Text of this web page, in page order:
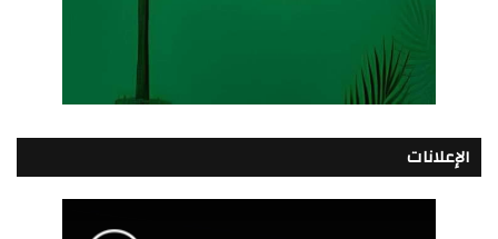
الإعلانات